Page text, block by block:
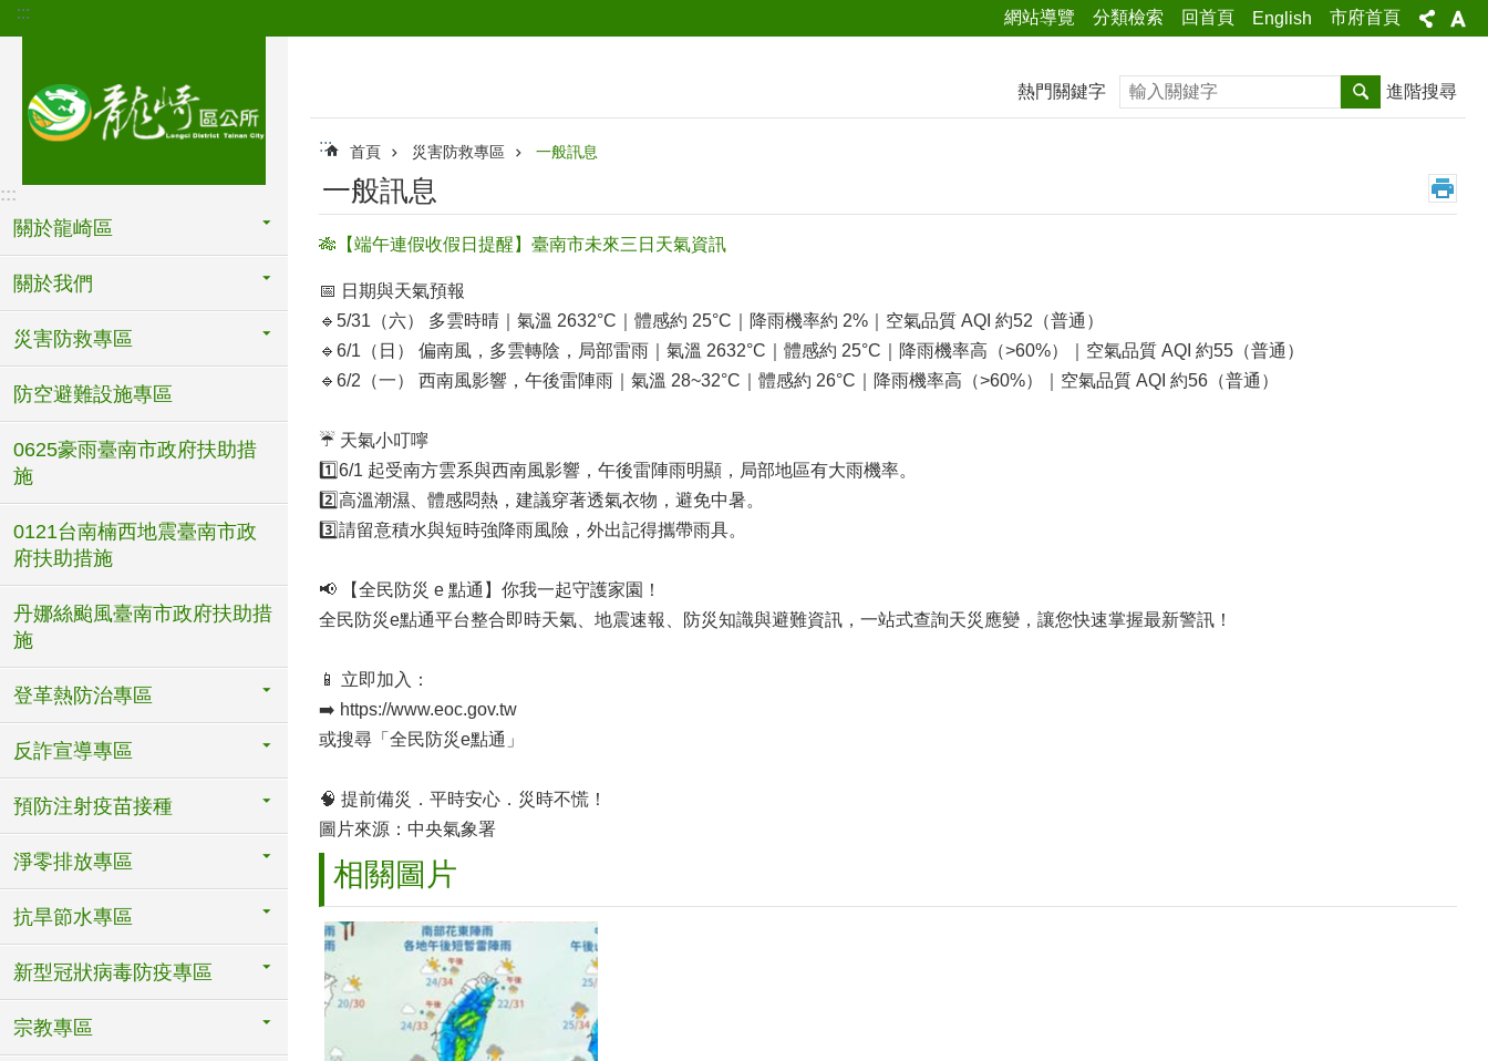
跳到主要內容區塊
::: 網站導覽 分類檢索 回首頁 English 市府首頁
:::
關於龍崎區
關於我們
災害防救專區
防空避難設施專區
0625豪雨臺南市政府扶助措
施
0121台南楠西地震臺南市政
府扶助措施
丹娜絲颱風臺南市政府扶助措
施
登革熱防治專區
反詐宣導專區
預防注射疫苗接種
淨零排放專區
抗旱節水專區
新型冠狀病毒防疫專區
宗教專區
熱門關鍵字 搜尋 進階搜尋
::: 首頁 災害防救專區 一般訊息
一般訊息
🎋【端午連假收假日提醒】臺南市未來三日天氣資訊
📅 日期與天氣預報
🔹5/31（六） 多雲時晴｜氣溫 2632°C｜體感約 25°C｜降雨機率約 2%｜空氣品質 AQI 約52（普通）
🔹6/1（日） 偏南風，多雲轉陰，局部雷雨｜氣溫 2632°C｜體感約 25°C｜降雨機率高（>60%）｜空氣品質 AQI 約55（普通）
🔹6/2（一） 西南風影響，午後雷陣雨｜氣溫 28~32°C｜體感約 26°C｜降雨機率高（>60%）｜空氣品質 AQI 約56（普通）
☔ 天氣小叮嚀
1️⃣6/1 起受南方雲系與西南風影響，午後雷陣雨明顯，局部地區有大雨機率。
2️⃣高溫潮濕、體感悶熱，建議穿著透氣衣物，避免中暑。
3️⃣請留意積水與短時強降雨風險，外出記得攜帶雨具。
📢 【全民防災 e 點通】你我一起守護家園！
全民防災e點通平台整合即時天氣、地震速報、防災知識與避難資訊，一站式查詢天災應變，讓您快速掌握最新警訊！
📱 立即加入：
➡️ https://www.eoc.gov.tw
或搜尋「全民防災e點通」
🧠 提前備災．平時安心．災時不慌！
圖片來源：中央氣象署
相關圖片